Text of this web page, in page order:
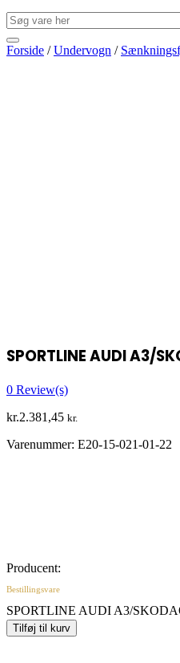
Forside /Undervogn /
SPORTLINE AUDI A3/
0 Review(s)
kr.2.381,45 kr.
Varenummer: E20-15-021-01-22
Producent:
Bestillingsvare
SPORTLINE AUDI A3/
Tilføj til kurv